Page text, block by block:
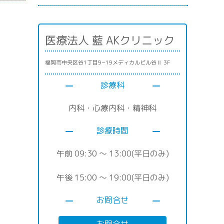
医療法人 藍 AKクリニック
福岡市中央区谷1丁目9−19メディカルビル谷Ⅱ 3F
診療科
内科・心療内科・精神科
診療時間
午前 09:30 〜 13:00(平日のみ)
午後 15:00 〜 19:00(平日のみ)
お問合せ